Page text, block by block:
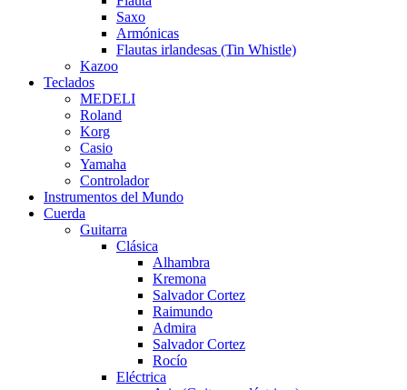
Saxo
Armónicas
Flautas irlandesas (Tin Whistle)
Kazoo
Teclados
MEDELI
Roland
Korg
Casio
Yamaha
Controlador
Instrumentos del Mundo
Cuerda
Guitarra
Clásica
Alhambra
Kremona
Salvador Cortez
Raimundo
Admira
Salvador Cortez
Rocío
Eléctrica